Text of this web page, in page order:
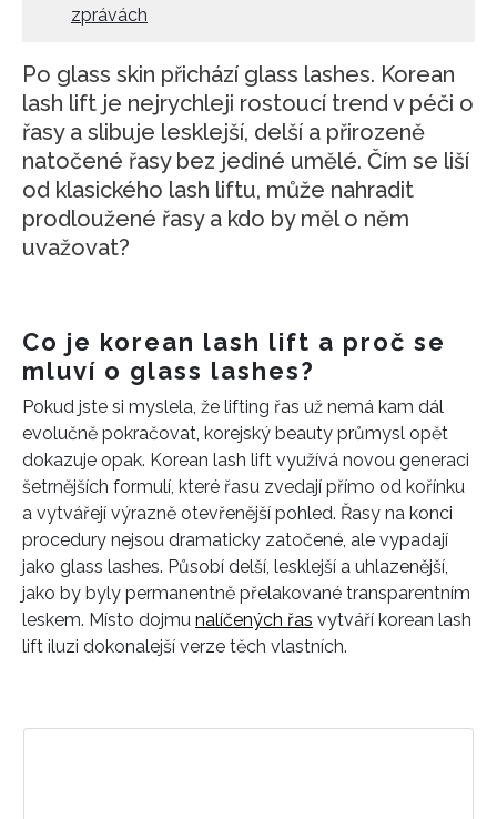
zprávách
Po glass skin přichází glass lashes. Korean
lash lift je nejrychleji rostoucí trend v péči o
řasy a slibuje lesklejší, delší a přirozeně
natočené řasy bez jediné umělé. Čím se liší
od klasického lash liftu, může nahradit
prodloužené řasy a kdo by měl o něm
uvažovat?
Co je korean lash lift a proč se
mluví o glass lashes?
Pokud jste si myslela, že lifting řas už nemá kam dál
evolučně pokračovat, korejský beauty průmysl opět
dokazuje opak. Korean lash lift využívá novou generaci
šetrnějších formulí, které řasu zvedají přímo od kořínku
a vytvářejí výrazně otevřenější pohled. Řasy na konci
procedury nejsou dramaticky zatočené, ale vypadají
jako glass lashes. Působí delší, lesklejší a uhlazenější,
jako by byly permanentně přelakované transparentním
leskem. Místo dojmu nalíčených řas vytváří korean lash
lift iluzi dokonalejší verze těch vlastních.